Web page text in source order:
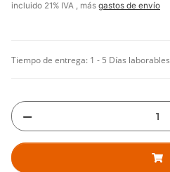
incluido 21% IVA , más gastos de envío
Tiempo de entrega: 1 - 5 Días laborables